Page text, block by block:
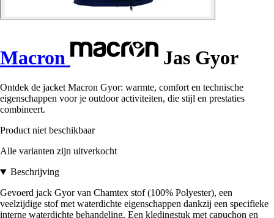
Macron Jas Gyor
Ontdek de jacket Macron Gyor: warmte, comfort en technische
eigenschappen voor je outdoor activiteiten, die stijl en prestaties
combineert.
Product niet beschikbaar
Alle varianten zijn uitverkocht
Beschrijving
Gevoerd jack Gyor van Chamtex stof (100% Polyester), een
veelzijdige stof met waterdichte eigenschappen dankzij een specifieke
interne waterdichte behandeling. Een kledingstuk met capuchon en